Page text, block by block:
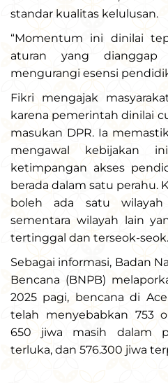
standar kualitas kelulusan.
“Momentum ini dinilai
aturan yang
mengurangi esensi
Fikri mengajak
karena pemerintah dinilai
masukan DPR. Ia
mengawal kebijakan
ketimpangan akses
berada dalam satu perahu.
boleh ada satu
sementara wilayah lain
tertinggal dan terseok-seok.
Sebagai informasi, Badan
Bencana (BNPB)
2025 pagi, bencana di
telah menyebabkan 753
650 jiwa masih dalam
terluka, dan 576.300 jiwa